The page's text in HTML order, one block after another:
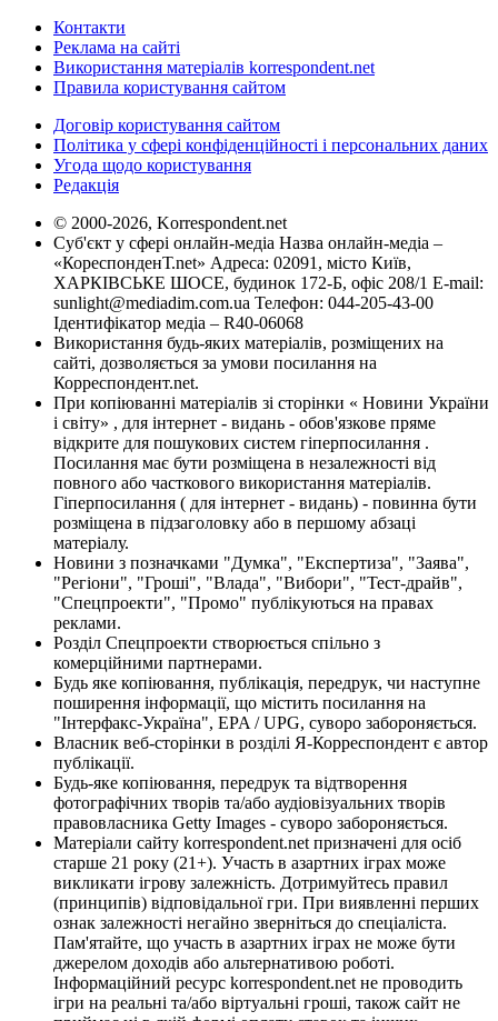
Контакти
Реклама на сайті
Використання матеріалів korrespondent.net
Правила користування сайтом
Договір користування сайтом
Політика у сфері конфіденційності і персональних даних
Угода щодо користування
Редакція
© 2000-2026, Korrespondent.net
Суб'єкт у сфері онлайн-медіа Назва онлайн-медіа –
«КореспонденТ.net» Адреса: 02091, місто Київ,
ХАРКІВСЬКЕ ШОСЕ, будинок 172-Б, офіс 208/1 E-mail:
sunlight@mediadim.com.ua Телефон: 044-205-43-00
Ідентифікатор медіа – R40-06068
Використання будь-яких матеріалів, розміщених на
сайті, дозволяється за умови посилання на
Корреспондент.net.
При копіюванні матеріалів зі сторінки « Новини України
і світу» , для інтернет - видань - обов'язкове пряме
відкрите для пошукових систем гіперпосилання .
Посилання має бути розміщена в незалежності від
повного або часткового використання матеріалів.
Гіперпосилання ( для інтернет - видань) - повинна бути
розміщена в підзаголовку або в першому абзаці
матеріалу.
Новини з позначками "Думка", "Експертиза", "Заява",
"Регіони", "Гроші", "Влада", "Вибори", "Тест-драйв",
"Спецпроекти", "Промо" публікуються на правах
реклами.
Розділ Спецпроекти створюється спільно з
комерційними партнерами.
Будь яке копіювання, публікація, передрук, чи наступне
поширення інформації, що містить посилання на
"Інтерфакс-Україна", EPA / UPG, суворо забороняється.
Власник веб-сторінки в розділі Я-Корреспондент є автор
публікації.
Будь-яке копіювання, передрук та відтворення
фотографічних творів та/або аудіовізуальних творів
правовласника Getty Images - суворо забороняється.
Матеріали сайту korrespondent.net призначені для осіб
старше 21 року (21+). Участь в азартних іграх може
викликати ігрову залежність. Дотримуйтесь правил
(принципів) відповідальної гри. При виявленні перших
ознак залежності негайно зверніться до спеціаліста.
Пам'ятайте, що участь в азартних іграх не може бути
джерелом доходів або альтернативою роботі.
Інформаційний ресурс korrespondent.net не проводить
ігри на реальні та/або віртуальні гроші, також сайт не